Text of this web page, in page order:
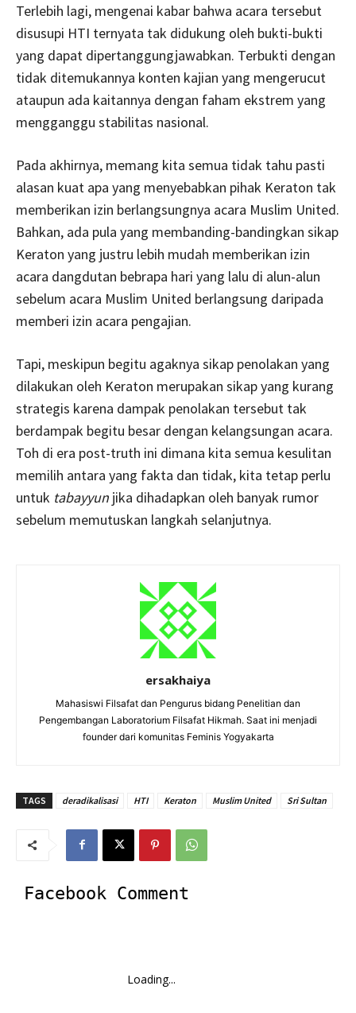
Terlebih lagi, mengenai kabar bahwa acara tersebut
disusupi HTI ternyata tak didukung oleh bukti-bukti
yang dapat dipertanggungjawabkan. Terbukti dengan
tidak ditemukannya konten kajian yang mengerucut
ataupun ada kaitannya dengan faham ekstrem yang
mengganggu stabilitas nasional.
Pada akhirnya, memang kita semua tidak tahu pasti
alasan kuat apa yang menyebabkan pihak Keraton tak
memberikan izin berlangsungnya acara Muslim United.
Bahkan, ada pula yang membanding-bandingkan sikap
Keraton yang justru lebih mudah memberikan izin
acara dangdutan bebrapa hari yang lalu di alun-alun
sebelum acara Muslim United berlangsung daripada
memberi izin acara pengajian.
Tapi, meskipun begitu agaknya sikap penolakan yang
dilakukan oleh Keraton merupakan sikap yang kurang
strategis karena dampak penolakan tersebut tak
berdampak begitu besar dengan kelangsungan acara.
Toh di era post-truth ini dimana kita semua kesulitan
memilih antara yang fakta dan tidak, kita tetap perlu
untuk tabayyun jika dihadapkan oleh banyak rumor
sebelum memutuskan langkah selanjutnya.
ersakhaiya
Mahasiswi Filsafat dan Pengurus bidang Penelitian dan
Pengembangan Laboratorium Filsafat Hikmah. Saat ini menjadi
founder dari komunitas Feminis Yogyakarta
TAGS deradikalisasi HTI Keraton Muslim United Sri Sultan
Facebook Comment
Loading...